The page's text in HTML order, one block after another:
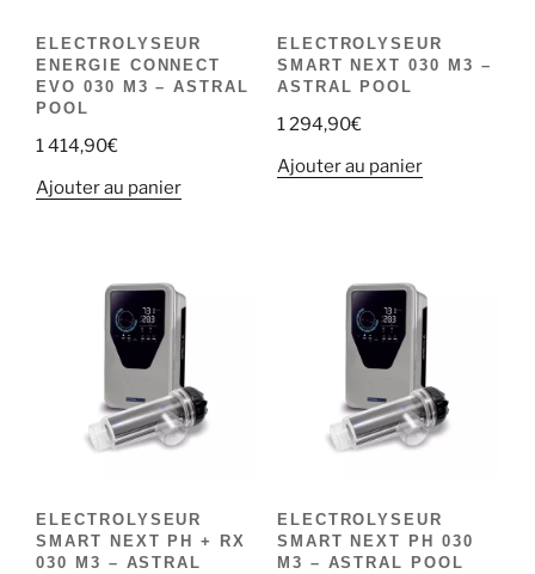
ELECTROLYSEUR
ENERGIE CONNECT
EVO 030 M3 – ASTRAL
POOL
1 414,90€
Ajouter au panier
ELECTROLYSEUR
SMART NEXT 030 M3 –
ASTRAL POOL
1 294,90€
Ajouter au panier
ELECTROLYSEUR
SMART NEXT PH + RX
030 M3 – ASTRAL
ELECTROLYSEUR
SMART NEXT PH 030
M3 – ASTRAL POOL